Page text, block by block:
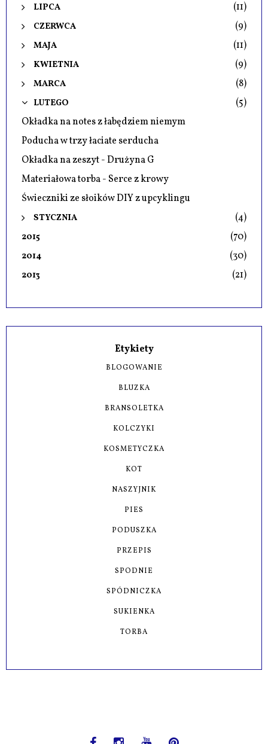
LIPCA (11)
CZERWCA (9)
MAJA (11)
KWIETNIA (9)
MARCA (8)
LUTEGO
(5)
Okładka na notes z łabędziem niemym
Poducha w trzy łaciate serducha
Okładka na zeszyt - Drużyna G
Materiałowa torba - Serce z krowy
Świeczniki ze słoików DIY z upcyklingu
STYCZNIA (4)
2015 (70)
2014 (30)
2013 (21)
Etykiety
BLOGOWANIE
BLUZKA
BRANSOLETKA
KOLCZYKI
KOSMETYCZKA
KOT
NASZYJNIK
PIES
PODUSZKA
PRZEPIS
SPODNIE
SPÓDNICZKA
SUKIENKA
TORBA